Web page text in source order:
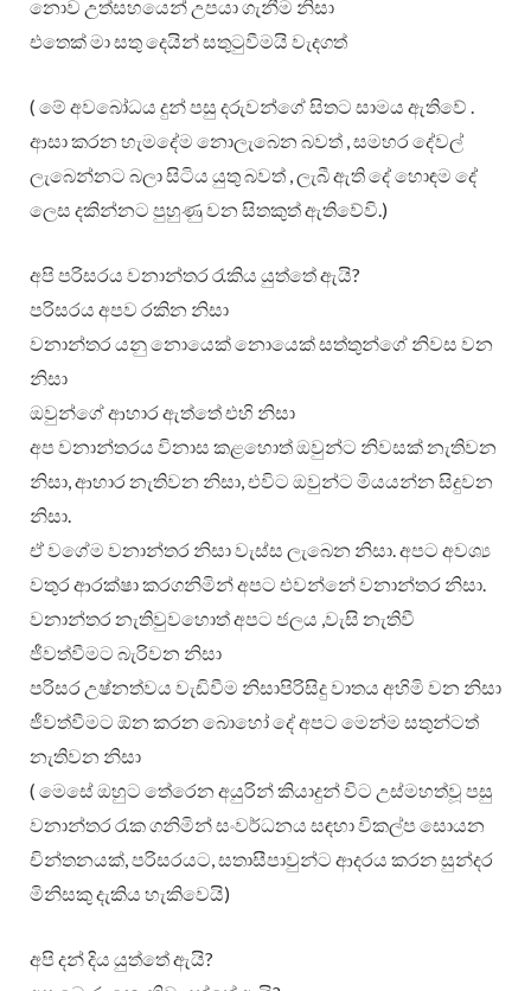
නොව උත්සහයෙන් උපයා ගැනීම නිසා
එතෙක් මා සතු දෙයින් සතුටුවීමයි වැදගත්
( මේ අවබෝධය දුන් පසු දරුවන්ගේ සිතට සාමය ඇතිවේ .
ආසා කරන හැමදේම නොලැබෙන බවත් , සමහර දේවල්
ලැබෙන්නට බලා සිටිය යුතු බවත් , ලැබී ඇති දේ හොඳම දේ
ලෙස දකින්නට පුහුණු වන සිතකුත් ඇතිවේවි.)
අපි පරිසරය වනාන්තර රැකිය යුත්තේ ඇයි?
පරිසරය අපව රකින නිසා
වනාන්තර යනු නොයෙක් නොයෙක් සත්තුන්ගේ නිවස වන
නිසා
ඔවුන්ගේ ආහාර ඇත්තේ එහි නිසා
අප වනාන්තරය විනාස කළහොත් ඔවුන්ට නිවසක් නැතිවන
නිසා, ආහාර නැතිවන නිසා, එවිට ඔවුන්ට මියයන්න සිදුවන
නිසා.
ඒ වගේම වනාන්තර නිසා වැස්ස ලැබෙන නිසා. අපට අවශ්‍ය
වතුර ආරක්ෂා කරගනිමින් අපට එවන්නේ වනාන්තර නිසා.
වනාන්තර නැතිවුවහොත් අපට ජලය ,වැසි නැතිවී
ජීවත්වීමට බැරිවන නිසා
පරිසර උෂ්නත්වය වැඩිවීම නිසාපිරිසිදු වාතය අහිමි වන නිසා
ජීවත්වීමට ඕන කරන බොහෝ දේ අපට මෙන්ම සතුන්ටත්
නැතිවන නිසා
( මෙසේ ඔහුට තේරෙන අයුරින් කියාදුන් විට උස්මහත්වූ පසු
වනාන්තර රැක ගනිමින් සංවර්ධනය සඳහා විකල්ප සොයන
චින්තනයක්, පරිසරයට, සතාසීපාවුන්ට ආදරය කරන සුන්දර
මිනිසකු දැකිය හැකිවෙයි)
අපි දන් දිය යුත්තේ ඇයි?